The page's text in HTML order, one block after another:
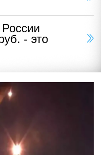
- это